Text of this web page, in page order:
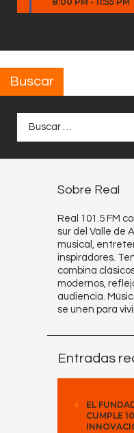
Buscar
Sobre Real
Real 101.5 FM
sur del Valle de
musical,
inspiradores.
combina
modernos,
audiencia.
se unen para
Entradas
EL
CUMPLE